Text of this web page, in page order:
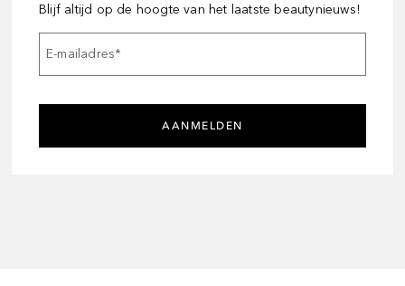
Blijf altijd op de hoogte van het laatste beautynieuws!
E-mailadres*
AANMELDEN